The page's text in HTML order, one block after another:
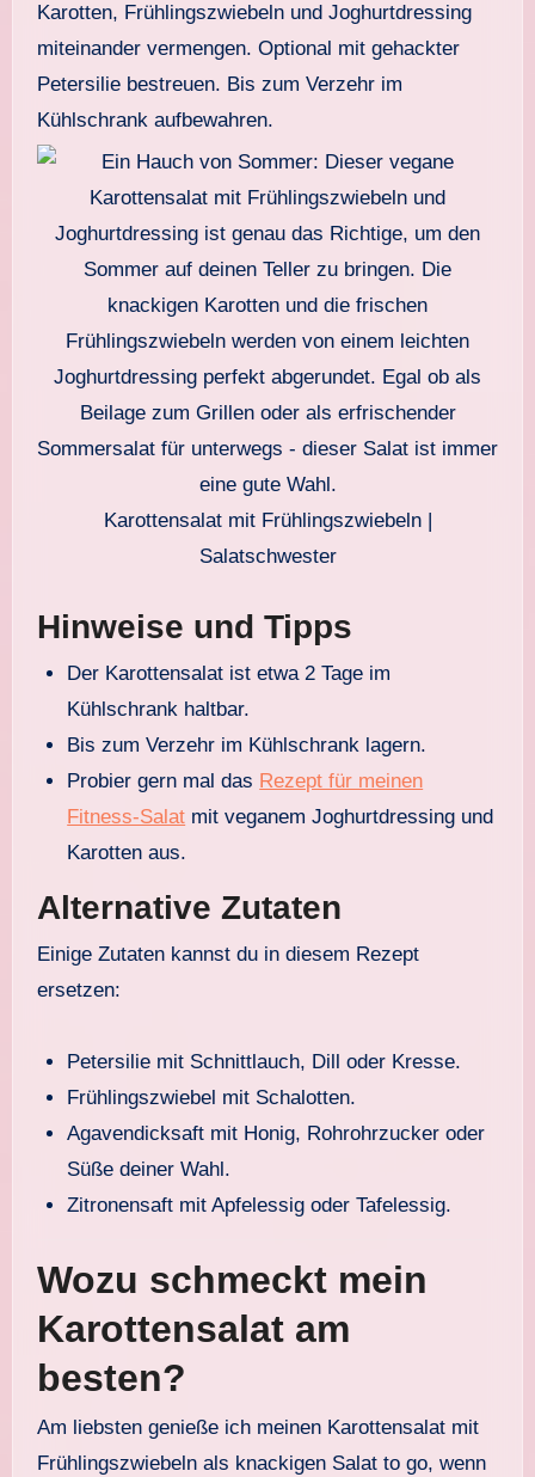
Karotten, Frühlingszwiebeln und Joghurtdressing
miteinander vermengen. Optional mit gehackter
Petersilie bestreuen. Bis zum Verzehr im
Kühlschrank aufbewahren.
Karottensalat mit Frühlingszwiebeln |
Salatschwester
Hinweise und Tipps
Der Karottensalat ist etwa 2 Tage im
Kühlschrank haltbar.
Bis zum Verzehr im Kühlschrank lagern.
Probier gern mal das Rezept für meinen
Fitness-Salat mit veganem Joghurtdressing und
Karotten aus.
Alternative Zutaten
Einige Zutaten kannst du in diesem Rezept
ersetzen:
Petersilie mit Schnittlauch, Dill oder Kresse.
Frühlingszwiebel mit Schalotten.
Agavendicksaft mit Honig, Rohrohrzucker oder
Süße deiner Wahl.
Zitronensaft mit Apfelessig oder Tafelessig.
Wozu schmeckt mein
Karottensalat am
besten?
Am liebsten genieße ich meinen Karottensalat mit
Frühlingszwiebeln als knackigen Salat to go, wenn